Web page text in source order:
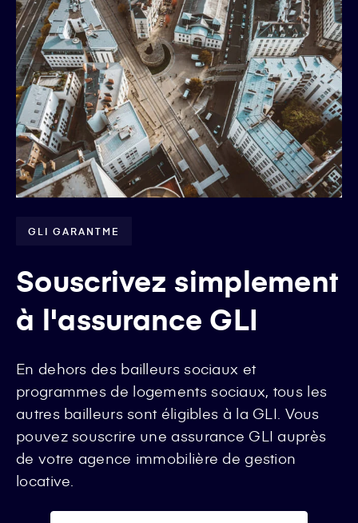
GLI GARANTME
Souscrivez simplement
à l'assurance GLI
En dehors des bailleurs sociaux et
programmes de logements sociaux, tous les
autres bailleurs sont éligibles à la GLI. Vous
pouvez souscrire une assurance GLI auprès
de votre agence immobilière de gestion
locative.